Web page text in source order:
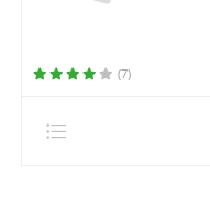
(7)